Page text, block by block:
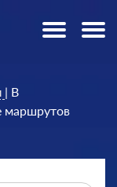
| В
маршрутов